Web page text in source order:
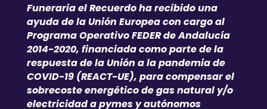
Funeraria el Recuerdo ha recibido una
ayuda de la Unión Europea con cargo al
Programa Operativo FEDER de Andalucía
2014-2020, financiada como parte de la
respuesta de la Unión a la pandemia de
COVID-19 (REACT-UE), para compensar el
sobrecoste energético de gas natural y/o
electricidad a pymes y autónomos